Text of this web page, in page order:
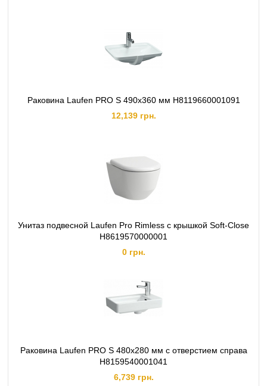
Раковина Laufen PRO S 490х360 мм H8119660001091
12,139 грн.
Унитаз подвесной Laufen Pro Rimless c крышкой Soft-Close
H8619570000001
0 грн.
Раковина Laufen PRO S 480х280 мм с отверстием справа
H8159540001041
6,739 грн.